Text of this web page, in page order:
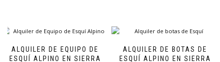
ALQUILER DE EQUIPO DE
ESQUÍ ALPINO EN SIERRA
ALQUILER DE BOTAS DE
ESQUÍ ALPINO EN SIERRA